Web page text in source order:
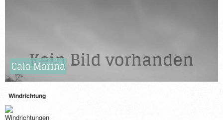
Cala Marina
Windrichtung